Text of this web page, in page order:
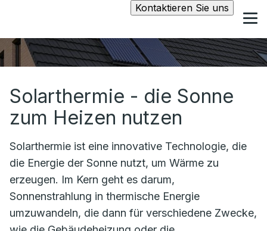
Kontaktieren Sie uns
Solarthermie - die Sonne
zum Heizen nutzen
Solarthermie ist eine innovative Technologie, die
die Energie der Sonne nutzt, um Wärme zu
erzeugen. Im Kern geht es darum,
Sonnenstrahlung in thermische Energie
umzuwandeln, die dann für verschiedene Zwecke,